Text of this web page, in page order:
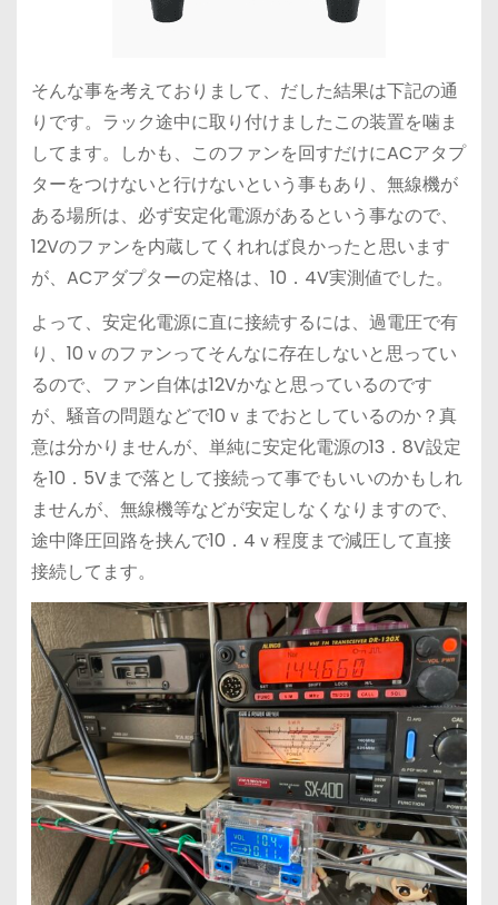
そんな事を考えておりまして、だした結果は下記の通
りです。ラック途中に取り付けましたこの装置を噛ま
してます。しかも、このファンを回すだけにACアタプ
ターをつけないと行けないという事もあり、無線機が
ある場所は、必ず安定化電源があるという事なので、
12Vのファンを内蔵してくれれば良かったと思います
が、ACアダプターの定格は、10．4V実測値でした。
よって、安定化電源に直に接続するには、過電圧で有
り、10ｖのファンってそんなに存在しないと思ってい
るので、ファン自体は12Vかなと思っているのです
が、騒音の問題などで10ｖまでおとしているのか？真
意は分かりませんが、単純に安定化電源の13．8V設定
を10．5Vまで落として接続って事でもいいのかもしれ
ませんが、無線機等などが安定しなくなりますので、
途中降圧回路を挟んで10．4ｖ程度まで減圧して直接
接続してます。